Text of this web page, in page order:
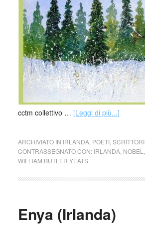
cctm collettivo … [Leggi di più...]
ARCHIVIATO IN:IRLANDA, POETI, SCRITTORI
CONTRASSEGNATO CON: IRLANDA, NOBEL
WILLIAM BUTLER YEATS
Enya (Irlanda)